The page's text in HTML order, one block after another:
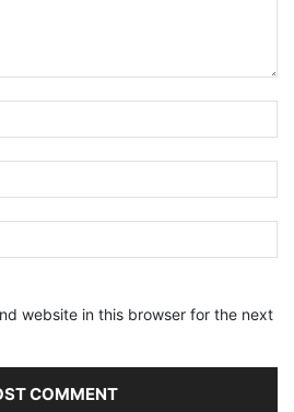
website in this browser for the next